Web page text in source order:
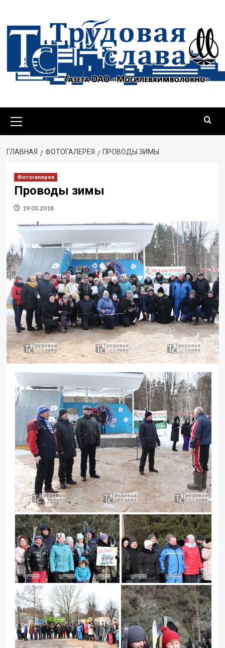
содержимому
меню
ГЛАВНАЯ ФОТОГАЛЕРЕЯ ПРОВОДЫ ЗИМЫ
Фотогалерея
Проводы зимы
19.03.2018